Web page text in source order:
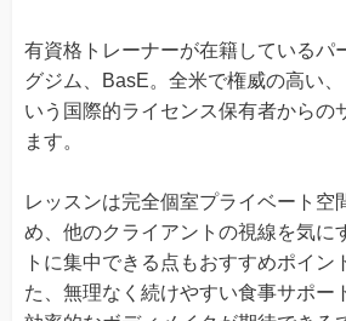
有資格トレーナーが在籍しているパ
グジム、BasE。全米で権威の高い
いう国際的ライセンス保有者からの
ます。
レッスンは完全個室プライベート空
め、他のクライアントの視線を気に
トに集中できる点もおすすめポイン
た、無理なく続けやすい食事サポー